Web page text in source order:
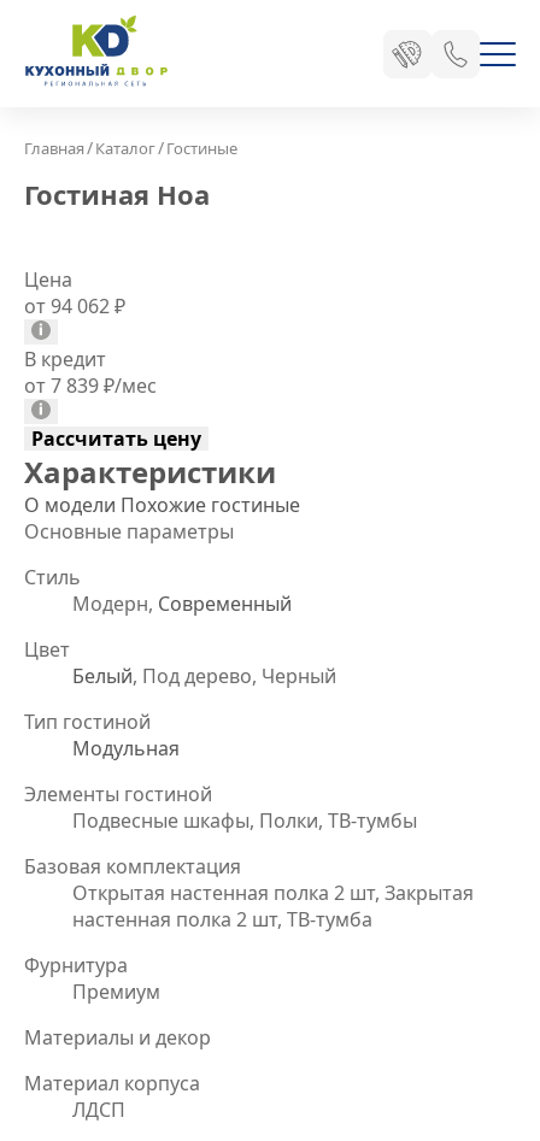
Главная/Каталог/Гостиные
Гостиная Ноа
Цена
от 94 062₽
В кредит
от 7 839₽/мес
Рассчитать цену
Характеристики
О модели Похожие гостиные
Основные параметры
Стиль
Модерн, Современный
Цвет
Белый, Под дерево, Черный
Тип гостиной
Модульная
Элементы гостиной
Подвесные шкафы, Полки, ТВ-тумбы
Базовая комплектация
Открытая настенная полка 2 шт, Закрытая
настенная полка 2 шт, ТВ-тумба
Фурнитура
Премиум
Материалы и декор
Материал корпуса
ЛДСП